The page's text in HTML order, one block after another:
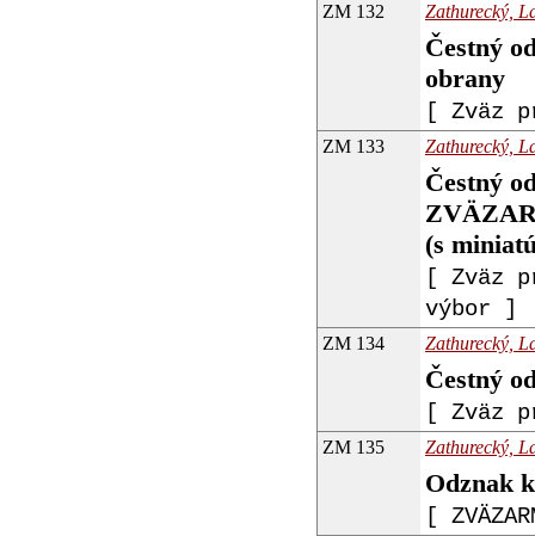
ZM 132 Zathurecký,
Čestný
obrany
[ Zväz
ZM 133 Zathurecký,
Čestný
(s
[ Zväz
výbor ]
ZM 134 Zathurecký,
Čestný
[ Zväz
ZM 135 Zathurecký,
Odznak
[